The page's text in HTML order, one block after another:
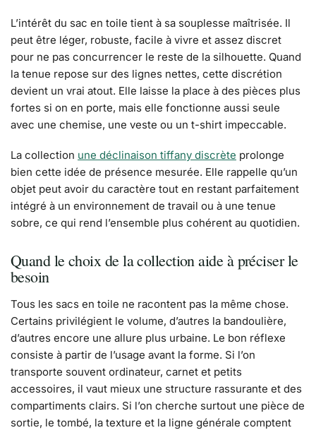
L’intérêt du sac en toile tient à sa souplesse maîtrisée. Il
peut être léger, robuste, facile à vivre et assez discret
pour ne pas concurrencer le reste de la silhouette. Quand
la tenue repose sur des lignes nettes, cette discrétion
devient un vrai atout. Elle laisse la place à des pièces plus
fortes si on en porte, mais elle fonctionne aussi seule
avec une chemise, une veste ou un t-shirt impeccable.
La collection une déclinaison tiffany discrète prolonge
bien cette idée de présence mesurée. Elle rappelle qu’un
objet peut avoir du caractère tout en restant parfaitement
intégré à un environnement de travail ou à une tenue
sobre, ce qui rend l’ensemble plus cohérent au quotidien.
Quand le choix de la collection aide à préciser le
besoin
Tous les sacs en toile ne racontent pas la même chose.
Certains privilégient le volume, d’autres la bandoulière,
d’autres encore une allure plus urbaine. Le bon réflexe
consiste à partir de l’usage avant la forme. Si l’on
transporte souvent ordinateur, carnet et petits
accessoires, il vaut mieux une structure rassurante et des
compartiments clairs. Si l’on cherche surtout une pièce de
sortie, le tombé, la texture et la ligne générale comptent